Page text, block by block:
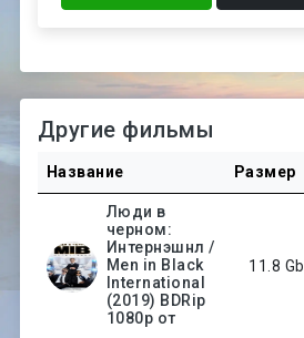
Другие фильмы
Название Размер
Люди в
черном:
Интернэшнл /
Men in Black
International
(2019) BDRip
1080p от
11.8 Gb